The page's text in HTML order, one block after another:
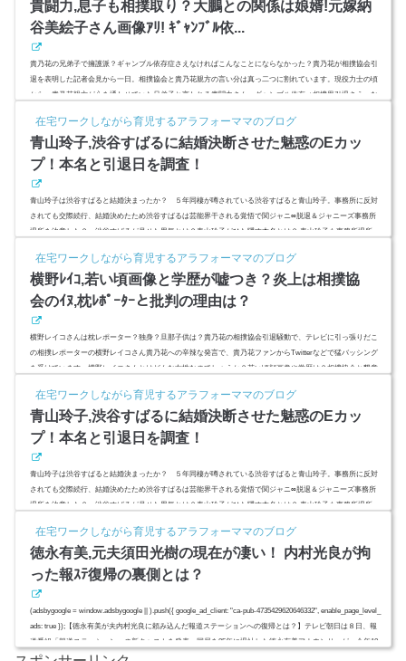
うです。離婚は回避でき...
貴闘力,息子も相撲取り？大鵬との関係は娘婿!元嫁納
谷美絵子さん画像ｱﾘ! ｷﾞｬﾝﾌﾞﾙ依...
貴乃花の兄弟子で擁護派？ギャンブル依存症さえなければこんなことにならなかった？貴乃花が相撲協会引
退を表明した記者会見から一日。相撲協会と貴乃花親方の言い分は真っ二つに割れています。現役力士の頃
から、貴乃花親方が心を通わせていた兄弟子と言われる貴闘力さん。ギャンブル依存⇒相撲界引退さえ、な
相撲取り？嫁、納谷美絵子さんは大鵬さんの娘で離婚している？ (adsbygoogle = window.adsbygoogle || ).push
({ ...
在宅ワークしながら育児するアラフォーママのブログ
青山玲子,渋谷すばるに結婚決断させた魅惑のEカッ
プ！本名と引退日を調査！
青山玲子は渋谷すばると結婚決まったか？ ５年同棲が噂されている渋谷すばると青山玲子。事務所に反対
されても交際続行、結婚決めたため渋谷すばるは芸能界干される覚悟で関ジャニ∞脱退＆ジャニーズ事務所
退所を決意した？ 渋谷すばるが見せた男気とは？青山玲子がひた隠す本名とは？ 青山玲子も事務所退所、
リンク(adsbygoogle = window.adsbygoogle || ).push({});渋谷すばる脱退＆退所理由は錦戸亮の一言から判明！
関ジャニ∞...
在宅ワークしながら育児するアラフォーママのブログ
横野ﾚｲｺ,若い頃画像と学歴が嘘つき？炎上は相撲協
会のｲﾇ,枕ﾚﾎﾟｰﾀｰと批判の理由は？
横野レイコさんは枕レポーター？独身？旦那子供は？貴乃花の相撲協会引退騒動で、テレビに引っ張りだこ
の相撲レポーターの横野レイコさん貴乃花への辛辣な発言で、貴乃花ファンからTwitterなどで猛バッシング
を受けています。横野レイコさんとはどんな女性なのでしょうか？若い頃顔画像や学歴は？相撲協会と懇意
646332", enable_page_level_ads: true });スポンサーリンク(adsbygoo...
在宅ワークしながら育児するアラフォーママのブログ
青山玲子,渋谷すばるに結婚決断させた魅惑のEカッ
プ！本名と引退日を調査！
青山玲子は渋谷すばると結婚決まったか？ ５年同棲が噂されている渋谷すばると青山玲子。事務所に反対
されても交際続行、結婚決めたため渋谷すばるは芸能界干される覚悟で関ジャニ∞脱退＆ジャニーズ事務所
退所を決意した？ 渋谷すばるが見せた男気とは？青山玲子がひた隠す本名とは？ 青山玲子も事務所退所、
リンク(adsbygoogle = window.adsbygoogle || ).push({});渋谷すばる脱退＆退所理由は錦戸亮の一言から判明！
関ジャニ∞...
在宅ワークしながら育児するアラフォーママのブログ
徳永有美,元夫須田光樹の現在が凄い！ 内村光良が拘
った報ｽﾃ復帰の裏側とは？
(adsbygoogle = window.adsbygoogle || ).push({ google_ad_client: "ca-pub-4735429620646332", enable_page_level_
ads: true });【徳永有美が夫内村光良に頼み込んだ報道ステーションへの復帰とは？】テレビ朝日は８日、報
道番組「報道ステーション」の新キャストを発表。同局を05年に退社した徳永有美アナウンサーが、今年10
月の改変期からキャスターとして加入し、富川悠太アナとタッグを組み13年振りに同番組に復帰するようで